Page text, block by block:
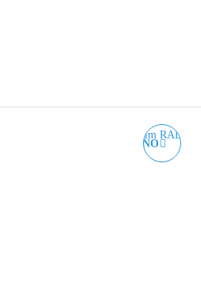
PLA SKIN CAPPUCCINO